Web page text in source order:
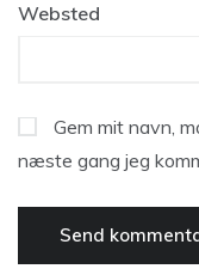
Websted
Gem mit navn,
næste gang jeg